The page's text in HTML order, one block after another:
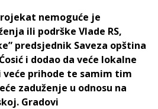
nemoguće je
ili podrške Vlade RS,
predsjednik Saveza opština
i dodao da veće lokalne
prihode te samim tim
zaduženje u odnosu na
Gradovi